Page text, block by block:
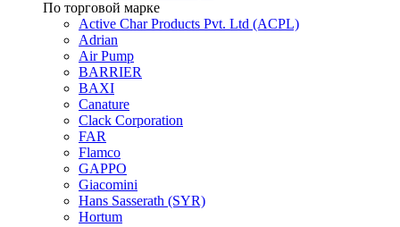
По торговой марке
Active Char Products Pvt. Ltd (ACPL)
Adrian
Air Pump
BARRIER
BAXI
Canature
Clack Corporation
FAR
Flamco
GAPPO
Giacomini
Hans Sasserath (SYR)
Hortum